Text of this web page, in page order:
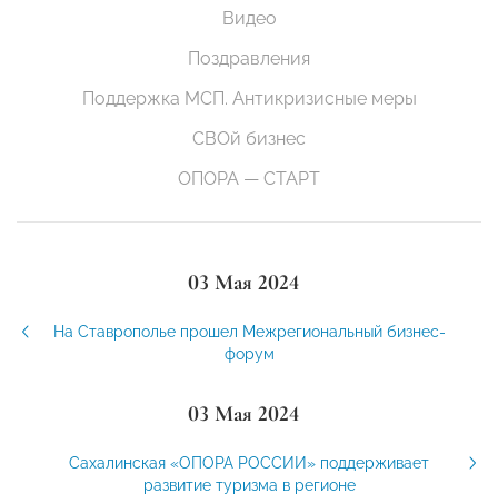
Видео
Поздравления
Поддержка МСП. Антикризисные меры
СВОй бизнес
ОПОРА — СТАРТ
03 Мая 2024
На Ставрополье прошел Межрегиональный бизнес-
форум
03 Мая 2024
Сахалинская «ОПОРА РОССИИ» поддерживает
развитие туризма в регионе